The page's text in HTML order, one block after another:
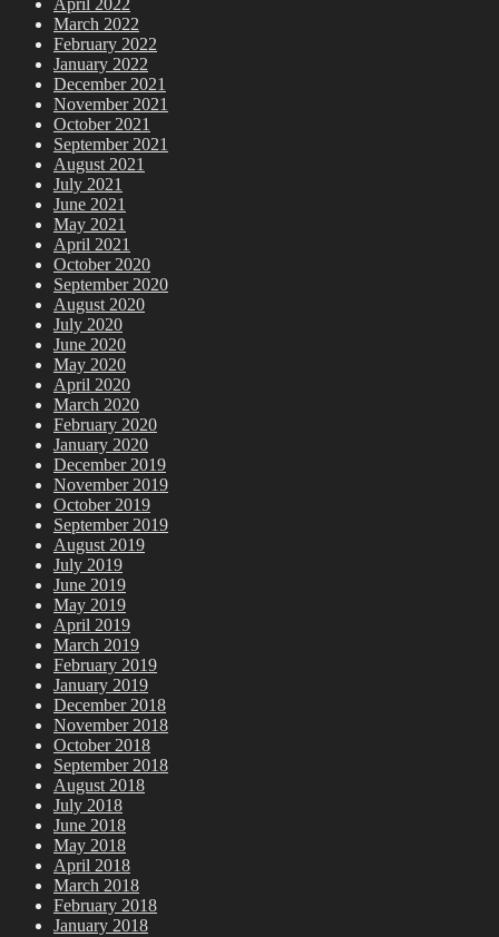
April 2022
March 2022
February 2022
January 2022
December 2021
November 2021
October 2021
September 2021
August 2021
July 2021
June 2021
May 2021
April 2021
October 2020
September 2020
August 2020
July 2020
June 2020
May 2020
April 2020
March 2020
February 2020
January 2020
December 2019
November 2019
October 2019
September 2019
August 2019
July 2019
June 2019
May 2019
April 2019
March 2019
February 2019
January 2019
December 2018
November 2018
October 2018
September 2018
August 2018
July 2018
June 2018
May 2018
April 2018
March 2018
February 2018
January 2018